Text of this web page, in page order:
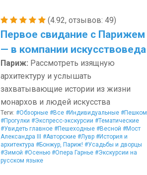
(4.92, отзывов: 49)
Первое свидание с Парижем
— в компании искусствоведа
Париж: Рассмотреть изящную
архитектуру и услышать
захватывающие истории из жизни
монархов и людей искусства
Теги: #Обзорные #Все #Индивидуальные #Пешком
#Прогулки #Экспресс-экскурсии #Тематические
#Увидеть главное #Пешеходные #Весной #Мост
Александра III
#Авторские #Лувр #История и
архитектура #Бонжур, Париж! #Усадьбы и дворцы
#Зимой #Осенью #Опера Гарнье #Экскурсии на
русском языке